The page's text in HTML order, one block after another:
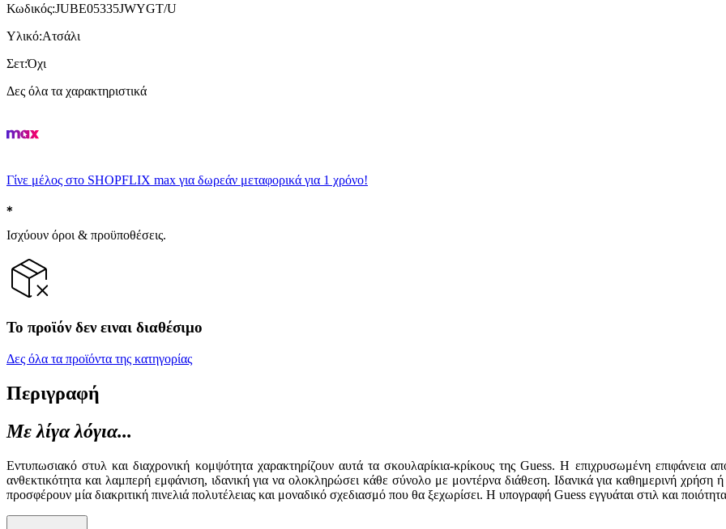
Κωδικός:JUBE05335JWYGT/U
Υλικό:Ατσάλι
Σετ:Όχι
Δες όλα τα χαρακτηριστικά
Γίνε μέλος στο SHOPFLIX max για δωρεάν μεταφορικά για 1 χρόνο!
Ισχύουν όροι & προϋποθέσεις.
Το προϊόν δεν ειναι διαθέσιμο
Δες όλα τα προϊόντα της κατηγορίας
Περιγραφή
Με λίγα λόγια...
Εντυπωσιακό στυλ και διαχρονική κομψότητα χαρακτηρίζουν αυτά τα σκουλαρίκια-κρίκους της Guess. Η επιχρυσωμένη επιφάνεια
ανθεκτικότητα και λαμπερή εμφάνιση, ιδανική για να ολοκληρώσει κάθε σύνολο με μοντέρνα διάθεση. Ιδανικά για καθημερινή χρήση
προσφέρουν μία διακριτική πινελιά πολυτέλειας και μοναδικό σχεδιασμό που θα ξεχωρίσει. Η υπογραφή Guess εγγυάται στιλ και